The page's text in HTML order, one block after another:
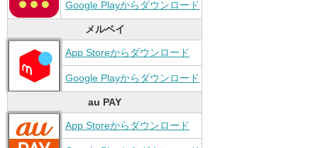
Google Playからダウンロード
メルペイ
App Storeからダウンロード
Google Playからダウンロード
au PAY
App Storeからダウンロード